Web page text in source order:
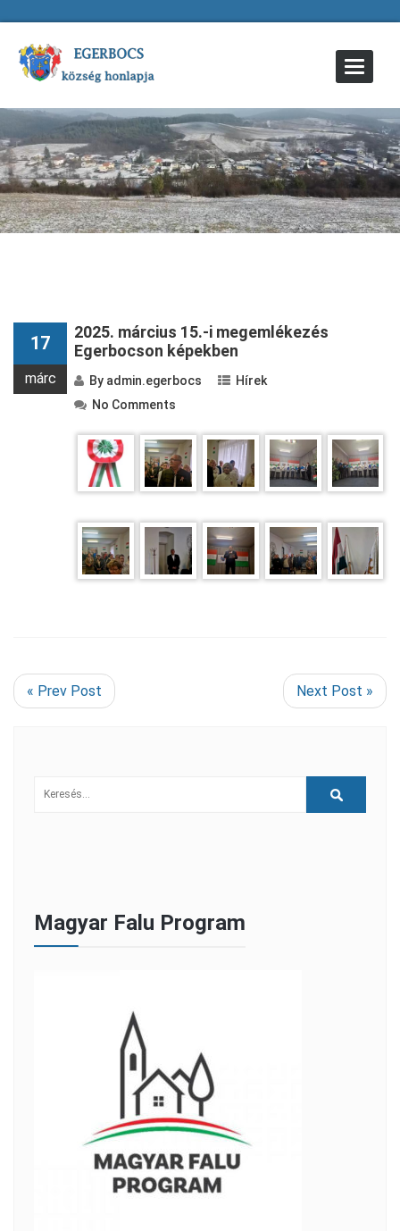
Toggle
17
márc
2025. március 15.-i megemlékezés
Egerbocson képekben
By admin.egerbocs
Hírek
No Comments
« Prev Post Next Post »
Magyar Falu Program